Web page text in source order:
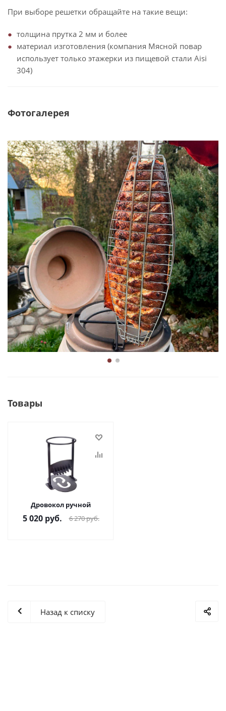
При выборе решетки обращайте на такие вещи:
толщина прутка 2 мм и более
материал изготовления (компания Мясной повар
использует только этажерки из пищевой стали Aisi
304)
Фотогалерея
Товары
Дровокол ручной
5 020руб. 6 270руб.
Назад к списку